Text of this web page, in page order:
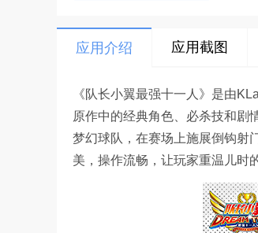
应用介绍 应用截图
《队长小翼最强十一人》是由
原作中的经典角色、必杀技和剧
梦幻球队，在赛场上施展倒钩射
美，操作流畅，让玩家重温儿时